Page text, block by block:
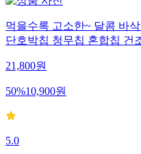
먹을수록 고소한~ 달콤 바
단호박칩 청무칩 혼합칩 건
21,800원
50%10,900원
5.0